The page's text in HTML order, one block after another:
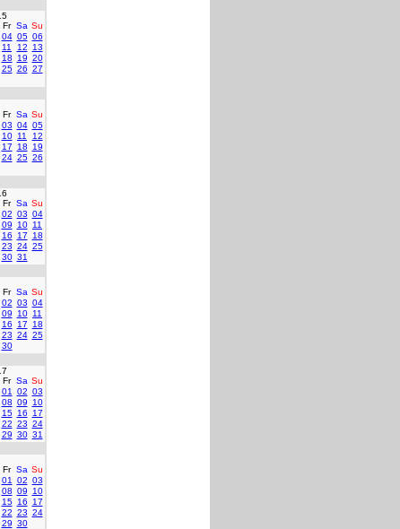
Fr Sa Su
04 05 06
11 12
13
18 19 20
25 26 27
Fr Sa Su
03 04 05
10 11
12
17 18
19
24 25 26
Fr Sa Su
02 03 04
09 10 11
16 17
18
23 24 25
30 31
Fr Sa Su
02 03 04
09 10 11
16 17
18
23 24 25
30
Fr Sa Su
01
02 03
08 09
10
15 16
17
22 23 24
29 30 31
Fr Sa Su
01
02 03
08 09
10
15 16
17
22 23 24
29 30